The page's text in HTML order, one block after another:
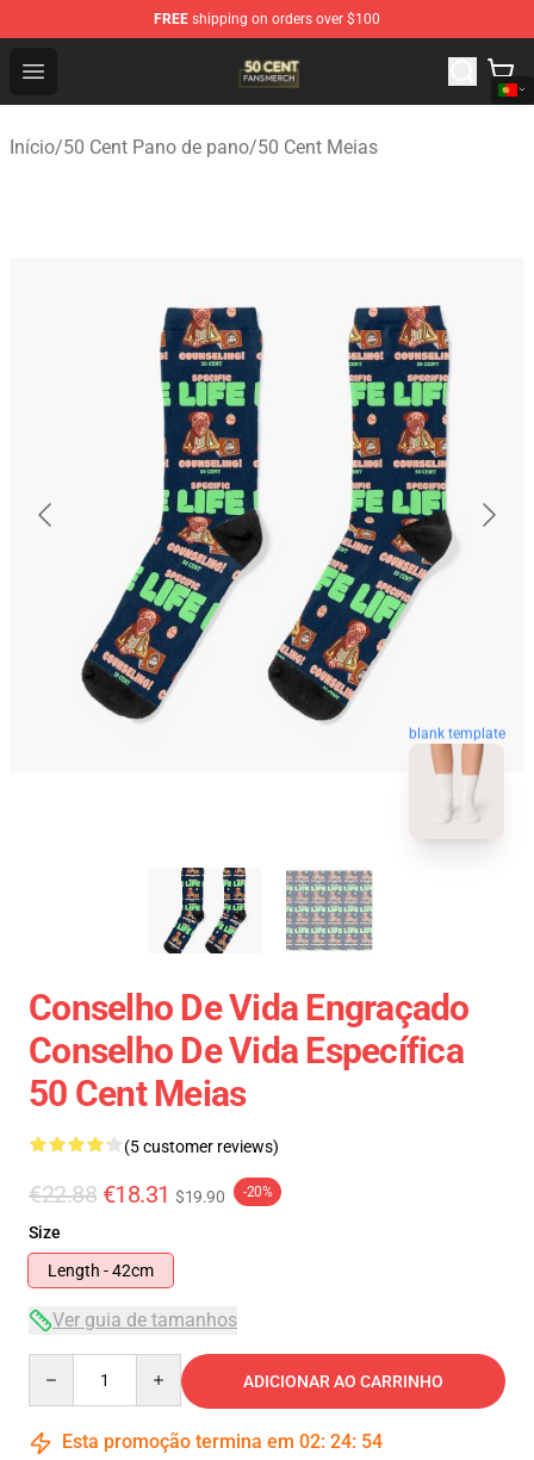
FREE shipping on orders over $100
Open menu
50 Cent Shop - Official 50 Cent Merchandise Store
Início/50 Cent Pano de pano/50 Cent Meias
blank template
Conselho De Vida Engraçado
Conselho De Vida Específica
50 Cent Meias
(5 customer reviews)
€22.88 €18.31 $19.90 -20%
Size
Length - 42cm
Ver guia de tamanhos
ADICIONAR AO CARRINHO
Esta promoção termina em 02: 24: 53